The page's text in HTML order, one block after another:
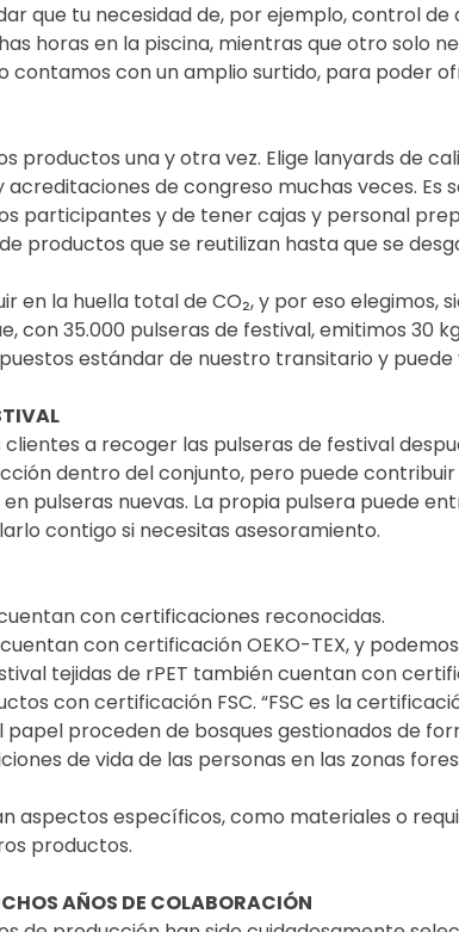
que tu necesidad de, por ejemplo, control
horas en la piscina, mientras que otro solo
contamos con un amplio surtido, para poder
productos una y otra vez. Elige lanyards de
de congreso muchas veces.
participantes y de tener cajas y personal
productos que se reutilizan hasta que se
en la huella total de CO₂, y por eso
con 35.000 pulseras de festival, emitimos
estándar de nuestro transitario y
a recoger las pulseras de festival
dentro del conjunto, pero puede
pulseras nuevas. La propia pulsera puede
contigo si necesitas asesoramiento.
con certificaciones reconocidas.
cuentan con certificación OEKO-TEX, y
tejidas de rPET también cuentan con
con certificación FSC. “FSC es la
proceden de bosques gestionados de
de vida de las personas en las zonas
aspectos específicos, como materiales o
productos.
AÑOS DE COLABORACIÓN